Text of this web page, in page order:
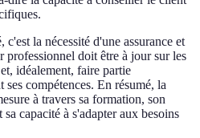
c'est la nécessité d'une assurance et
doit être à jour sur les
idéalement, faire partie
compétences. En résumé, la
à travers sa formation, son
capacité à s'adapter aux besoins